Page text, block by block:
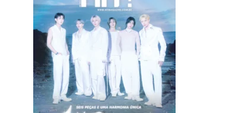
HIT!Leituras
HIT!Diary
HIT!Lyrics
HIT!Politics